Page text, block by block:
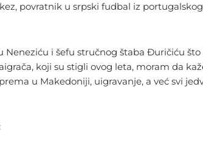
povratnik u srpski fudbal iz
i šefu stručnog štaba Đuričiću
koji su stigli ovog leta, moram da
u Makedoniji, uigravanje, a već svi